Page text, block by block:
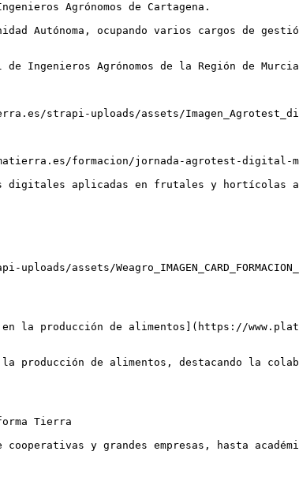
Agrónomos de Cartagena.
Autónoma, ocupando varios cargos de
Ingenieros Agrónomos de la Región de Murcia
uploads/assets/
formacion/jornada-agrotest-digital-
digitales aplicadas en frutales y
assets/
en la producción de alimentos](https://
la producción de alimentos, destacando la
Tierra
cooperativas y grandes empresas, hasta